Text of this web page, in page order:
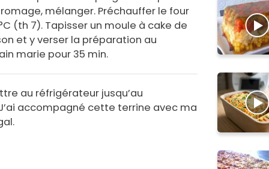
mélanger. Préchauffer le four
(th 7). Tapisser un moule à cake de
et y verser la préparation au
marie pour 35 min.
au réfrigérateur jusqu’au
accompagné cette terrine avec ma